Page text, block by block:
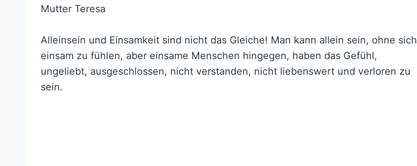
Mutter Teresa
Alleinsein und Einsamkeit sind nicht das Gleiche! Man kann allein sein, ohne sich
einsam zu fühlen, aber einsame Menschen hingegen, haben das Gefühl,
ungeliebt, ausgeschlossen, nicht verstanden, nicht liebenswert und verloren zu
sein.